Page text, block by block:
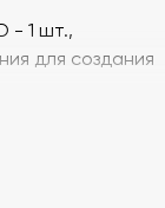
- 1 шт.,
для создания